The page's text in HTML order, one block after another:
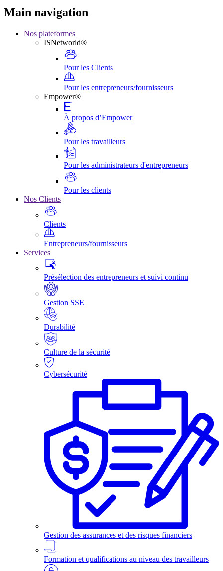
Main navigation
Nos plateformes
ISNetworld®
Pour les Clients
Pour les entrepreneurs/fournisseurs
Empower®
À propos d’Empower
Pour les travailleurs
Pour les administrateurs d'entrepreneurs
Pour les clients
Nos Clients
Clients
Entrepreneurs/fournisseurs
Services
Présélection des entrepreneurs et suivi continu
Gestion SSE
Durabilité
Culture de la sécurité
Cybersécurité
Gestion des assurances et des risques financiers
Formation et qualifications au niveau des travailleurs